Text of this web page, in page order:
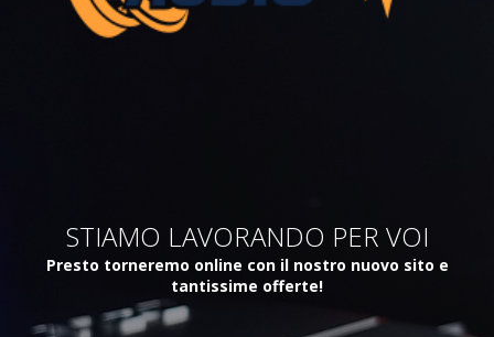
STIAMO LAVORANDO PER VOI
Presto torneremo online con il nostro nuovo sito e
tantissime offerte!